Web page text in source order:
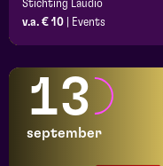
Stichting Laudio
v.a. € 10
Events
13
september